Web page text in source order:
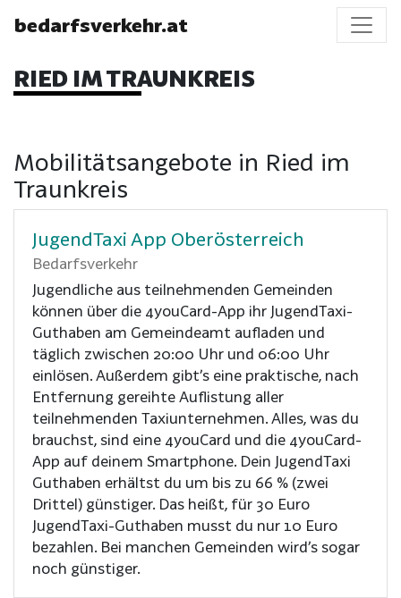
bedarfsverkehr.at
RIED IM TRAUNKREIS
Mobilitätsangebote in Ried im
Traunkreis
JugendTaxi App Oberösterreich
Bedarfsverkehr
Jugendliche aus teilnehmenden Gemeinden
können über die 4youCard-App ihr JugendTaxi-
Guthaben am Gemeindeamt aufladen und
täglich zwischen 20:00 Uhr und 06:00 Uhr
einlösen. Außerdem gibt’s eine praktische, nach
Entfernung gereihte Auflistung aller
teilnehmenden Taxiunternehmen. Alles, was du
brauchst, sind eine 4youCard und die 4youCard-
App auf deinem Smartphone. Dein JugendTaxi
Guthaben erhältst du um bis zu 66 % (zwei
Drittel) günstiger. Das heißt, für 30 Euro
JugendTaxi-Guthaben musst du nur 10 Euro
bezahlen. Bei manchen Gemeinden wird’s sogar
noch günstiger.